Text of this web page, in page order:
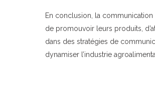
En conclusion, la
de promouvoir leurs produits,
dans des stratégies de
dynamiser l’industrie